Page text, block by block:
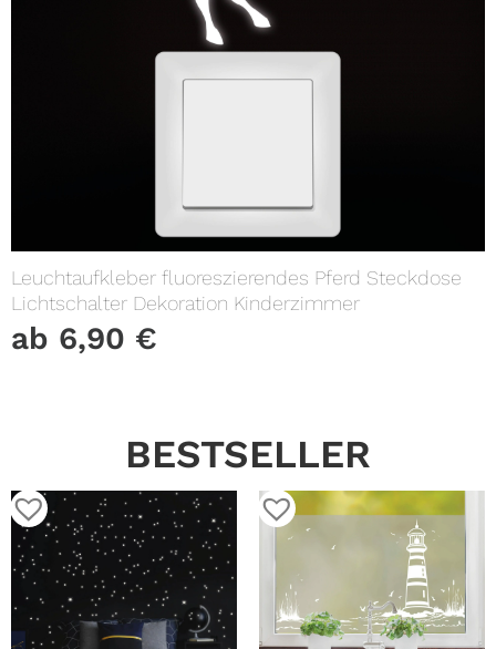
Leuchtaufkleber fluoreszierendes Pferd Steckdose
Lichtschalter Dekoration Kinderzimmer
ab 6,90 €
BESTSELLER